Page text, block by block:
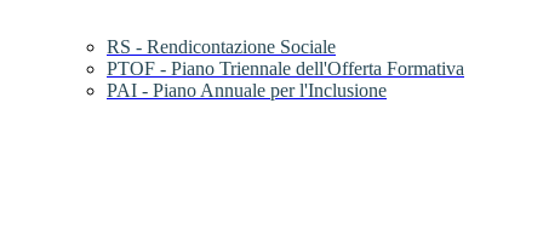
RS - Rendicontazione Sociale
PTOF - Piano Triennale dell'Offerta Formativa
PAI - Piano Annuale per l'Inclusione